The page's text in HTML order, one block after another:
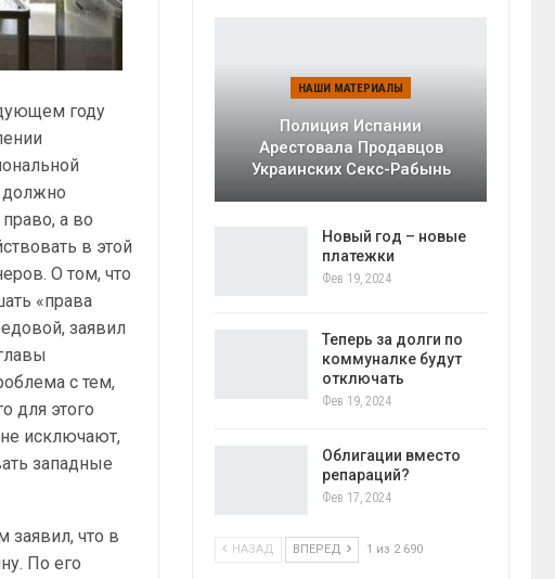
году
должно
а во
в этой
О том, что
«права
заявил
с тем,
для этого
не исключают,
западные
заявил, что в
По его
НАШИ МАТЕРИАЛЫ
Полиция Испании
Арестовала Продавцов
Украинских Секс-Рабынь
Новый год – новые
платежки
Фев 19, 2024
Теперь за долги по
коммуналке будут
отключать
Фев 19, 2024
Облигации вместо
репараций?
Фев 17, 2024
НАЗАД ВПЕРЕД 1 из 2 690